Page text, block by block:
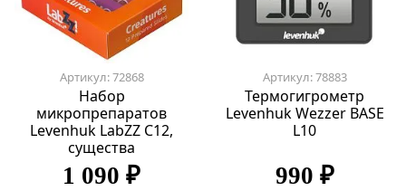
Артикул: 72868
Набор
микропрепаратов
Levenhuk LabZZ C12,
существа
1 090 ₽
Артикул: 78883
Термогигрометр
Levenhuk Wezzer BASE
L10
990 ₽